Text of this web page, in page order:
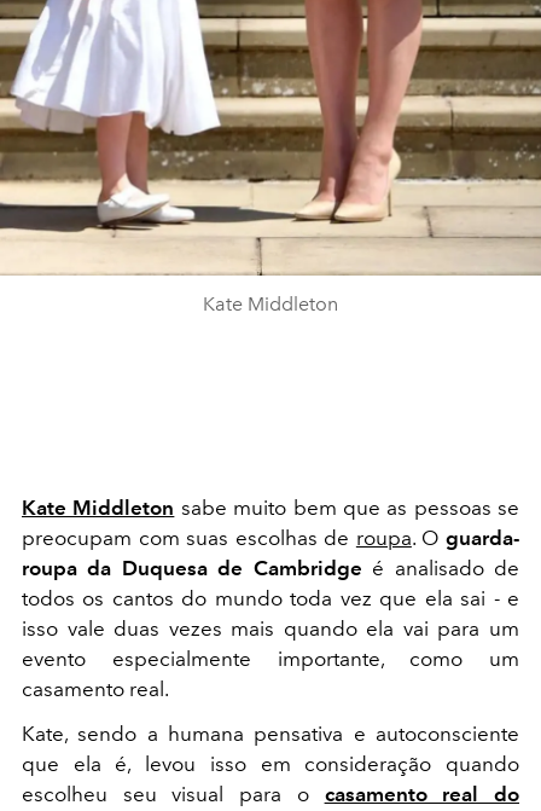
Kate Middleton
Kate Middleton sabe muito bem que as pessoas se
preocupam com suas escolhas de roupa. Oguarda-
roupa da Duquesa de Cambridge é analisado de
todos os cantos do mundo toda vez que ela sai - e
isso vale duas vezes mais quando ela vai para um
evento especialmente importante, como um
casamento real.
Kate, sendo a humana pensativa e autoconsciente
que ela é, levou isso em consideração quando
escolheu seu visual para o casamento real do